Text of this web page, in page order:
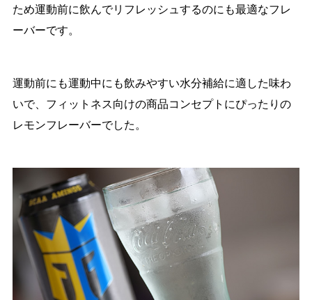
ため運動前に飲んでリフレッシュするのにも最適なフレ
ーバーです。
運動前にも運動中にも飲みやすい水分補給に適した味わ
いで、フィットネス向けの商品コンセプトにぴったりの
レモンフレーバーでした。